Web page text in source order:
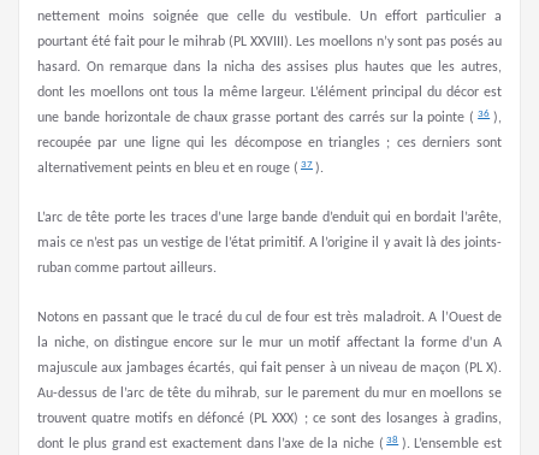
nettement moins soignée que celle du vestibule. Un effort particulier a
pourtant été fait pour le mihrab (PL XXVIII). Les moellons n’y sont pas posés au
hasard. On remarque dans la nicha des assises plus hautes que les autres,
dont les moellons ont tous la même largeur. L’élément principal du décor est
une bande horizontale de chaux grasse portant des carrés sur la pointe ( 36 ),
recoupée par une ligne qui les décompose en triangles ; ces derniers sont
alternativement peints en bleu et en rouge ( 37 ).
L’arc de tête porte les traces d’une large bande d’enduit qui en bordait l’arête,
mais ce n’est pas un vestige de l’état primitif. A l’origine il y avait là des joints-
ruban comme partout ailleurs.
Notons en passant que le tracé du cul de four est très maladroit. A l’Ouest de
la niche, on distingue encore sur le mur un motif affectant la forme d’un A
majuscule aux jambages écartés, qui fait penser à un niveau de maçon (PL X).
Au-dessus de l’arc de tête du mihrab, sur le parement du mur en moellons se
trouvent quatre motifs en défoncé (PL XXX) ; ce sont des losanges à gradins,
dont le plus grand est exactement dans l’axe de la niche ( 38 ). L’ensemble est